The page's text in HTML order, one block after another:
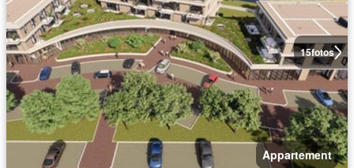
15fotos
Appartement